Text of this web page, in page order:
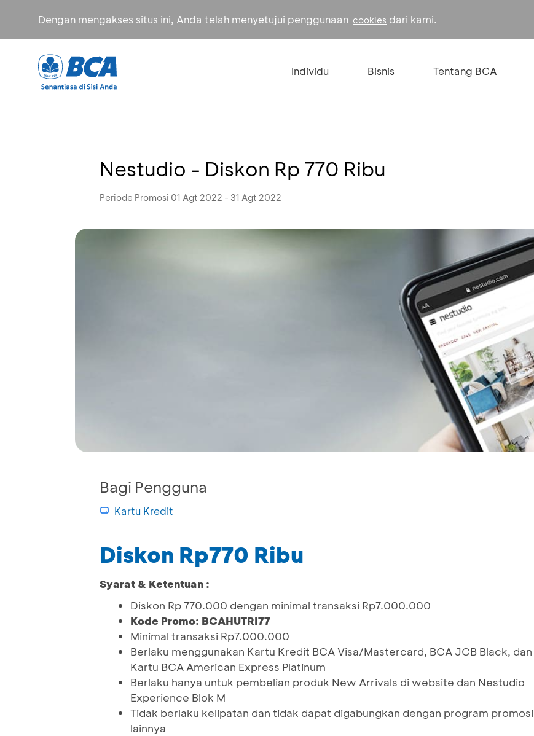
Dengan mengakses situs ini, Anda telah menyetujui penggunaan cookies dari kami.
Individu Bisnis Tentang BCA
Nestudio - Diskon Rp 770 Ribu
Periode Promosi 01 Agt 2022 - 31 Agt 2022
Bagi Pengguna
Kartu Kredit
Diskon Rp770 Ribu
Syarat & Ketentuan :
Diskon Rp 770.000 dengan minimal transaksi Rp7.000.000
Kode Promo: BCAHUTRI77
Minimal transaksi Rp7.000.000
Berlaku menggunakan Kartu Kredit BCA Visa/Mastercard, BCA JCB Black, dan
Kartu BCA American Express Platinum
Berlaku hanya untuk pembelian produk New Arrivals di website dan Nestudio
Experience Blok M
Tidak berlaku kelipatan dan tidak dapat digabungkan dengan program promosi
lainnya